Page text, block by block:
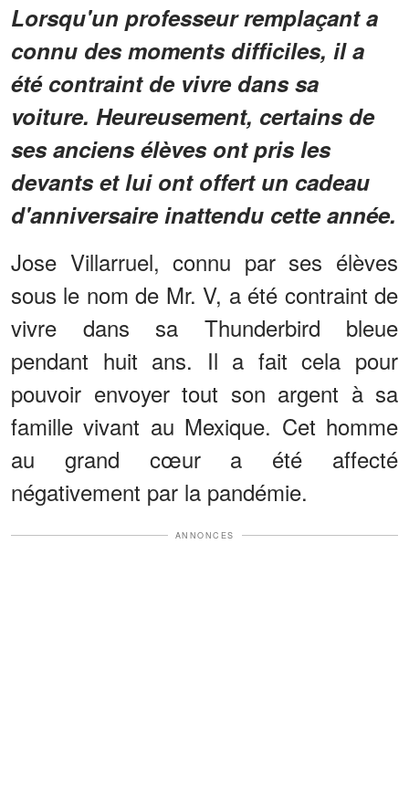
Lorsqu'un professeur remplaçant a
connu des moments difficiles, il a
été contraint de vivre dans sa
voiture. Heureusement, certains de
ses anciens élèves ont pris les
devants et lui ont offert un cadeau
d'anniversaire inattendu cette année.
Jose Villarruel, connu par ses élèves
sous le nom de Mr. V, a été contraint de
vivre dans sa Thunderbird bleue
pendant huit ans. Il a fait cela pour
pouvoir envoyer tout son argent à sa
famille vivant au Mexique. Cet homme
au grand cœur a été affecté
négativement par la pandémie.
ANNONCES